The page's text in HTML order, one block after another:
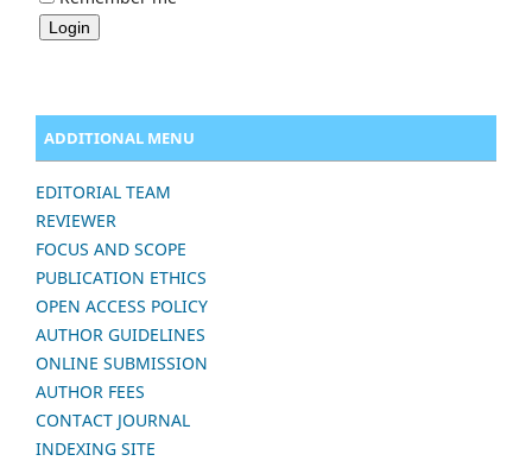
ADDITIONAL MENU
EDITORIAL TEAM
REVIEWER
FOCUS AND SCOPE
PUBLICATION ETHICS
OPEN ACCESS POLICY
AUTHOR GUIDELINES
ONLINE SUBMISSION
AUTHOR FEES
CONTACT JOURNAL
INDEXING SITE